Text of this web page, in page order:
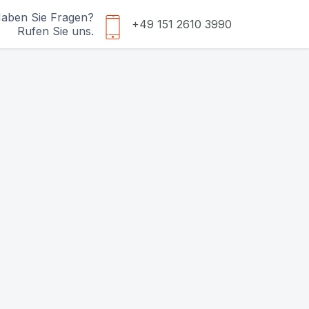
Sie Fragen?
Rufen Sie uns.
+49 151 2610 3990